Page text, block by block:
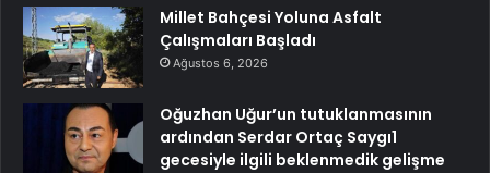
Millet Bahçesi Yoluna Asfalt
Çalışmaları Başladı
Ağustos 6, 2026
Oğuzhan Uğur’un tutuklanmasının
ardından Serdar Ortaç Saygı1
gecesiyle ilgili beklenmedik gelişme